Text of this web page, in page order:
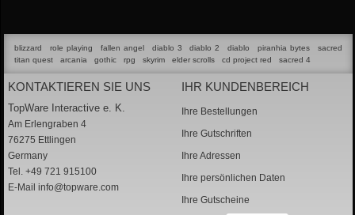
blizzard role playing fallen angel diablo 3 diablo 2 diablo piranhia bytes
sacred
titan quest
arcania gothic rpg skyrim elder scrolls cd project red sacred 4
KONTAKTIEREN SIE UNS
TopWare Interactive e. K.
Am Erlengraben 4
76275 Ettlingen
Germany
Tel. +49 721 915100
E-Mail info@topware.com
IHR KUNDENBEREICH
Ihre Bestellungen
Ihre Gutschriften
Ihre Adressen
Ihre persönlichen Daten
Ihre Gutscheine